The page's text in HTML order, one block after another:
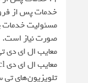
مسئولیت خدمات
صورت نیاز است.
معایب ال ای دی
معایب ال ای دی tcl